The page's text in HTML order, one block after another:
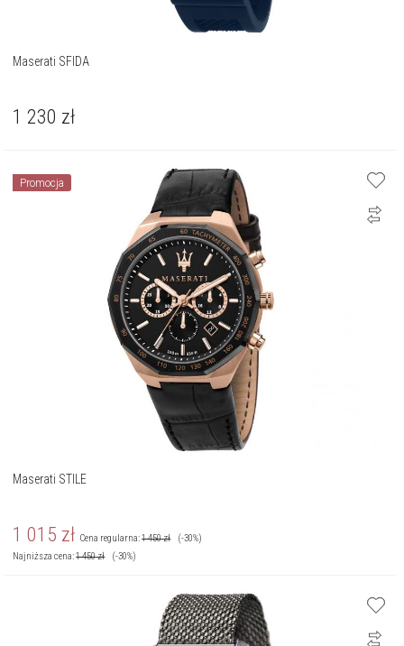
Maserati SFIDA
1 230 zł
Promocja
Maserati STILE
1 015 zł Cena regularna:1 450zł
(-30%)
Najniższa cena:1 450zł (-30%)